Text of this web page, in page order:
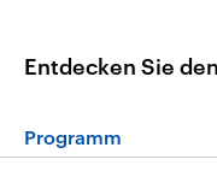
Entdecken Sie
Programm